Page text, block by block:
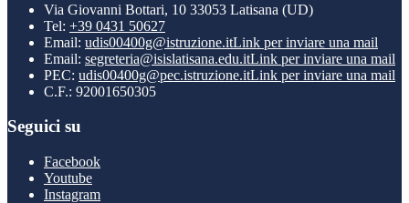
Via Giovanni Bottari, 10 33053 Latisana (UD)
Tel: +39 0431 50627
Email: udis00400g@istruzione.itLink per inviare una mail
Email: segreteria@isislatisana.edu.itLink per inviare una mail
PEC: udis00400g@pec.istruzione.itLink per inviare una mail
C.F.: 92001650305
Seguici su
Facebook
Youtube
Instagram